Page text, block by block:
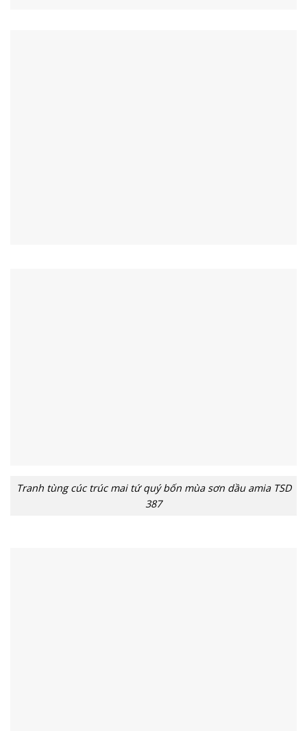
Tranh tùng cúc trúc mai tứ quý bốn mùa sơn dầu amia TSD
387